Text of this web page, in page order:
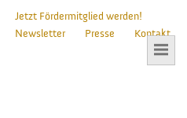
Jetzt Fördermitglied werden!
Newsletter
Presse Kontakt